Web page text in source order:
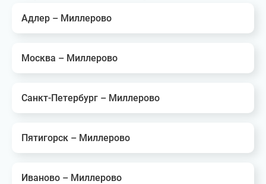
Адлер – Миллерово
Москва – Миллерово
Санкт-Петербург – Миллерово
Пятигорск – Миллерово
Иваново – Миллерово